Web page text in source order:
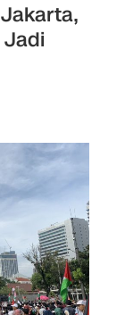
Jadi